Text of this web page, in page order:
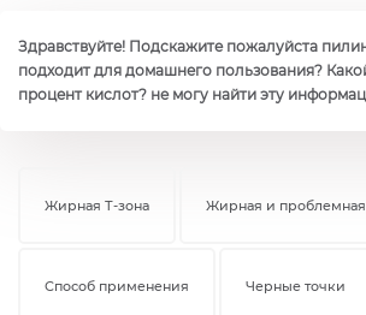
Здравствуйте! Подскажите пожалуйста
подходит для домашнего пользования?
процент кислот? не могу найти эту
Жирная Т-зона Жирная и
Способ применения Черные точки